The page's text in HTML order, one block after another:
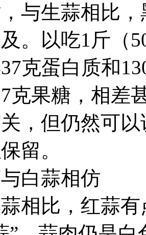
生蒜相比，
。以吃1斤（
克蛋白质和
克果糖，相差
，但仍然可
留。
蒜相仿
比，红蒜有